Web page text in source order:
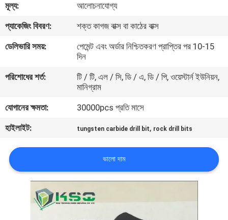
মান
নিয়ন্ত্রণ
করুন
উদ্ধৃতির
জন্য
আবেদন
মূল্য:
আলোচনাযোগ্য
প্যাকেজিং বিবরণ:
শক্ত কাগজ বাক্স বা কাঠের বাক্স
ডেলিভারি সময়:
পেমেন্ট এবং অর্ডার নিশ্চিতকরণ প্রাপ্তির পর 10-15
দিন
পরিশোধের শর্ত:
টি / টি, এল / সি, ডি / এ, ডি / পি, ওয়েস্টার্ন ইউনিয়ন,
মানিগ্রাম
যোগানের ক্ষমতা:
30000pcs প্রতি মাসে
হাইলাইট:
tungsten carbide drill bit, rock drill bits
ভালো দাম